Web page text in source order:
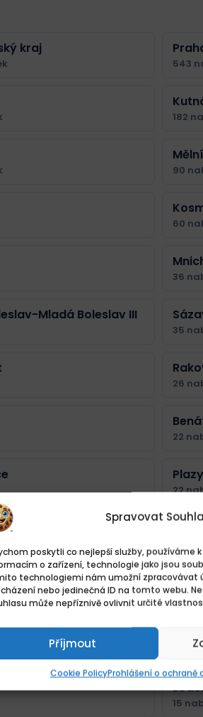
Spravovat
poskytli co nejlepší služby, používáme
o zařízení, technologie jako jsou
technologiemi nám umožní zpracovávat
nebo jedinečná ID na tomto webu.
může nepříznivě ovlivnit určité
Příjmout
Cookie PolicyProhlášení o ochraně
kraj
543
182
90
60
36
Mladá Boleslav III
35
26
22
Plazy
22
18
16
15